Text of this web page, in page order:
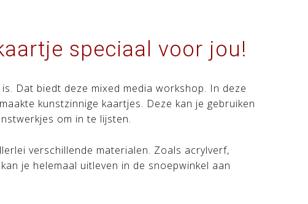
speciaal voor jou!
Dat biedt deze mixed media workshop. In deze
kunstzinnige kaartjes. Deze kan je gebruiken
om in te lijsten.
verschillende materialen. Zoals acrylverf,
je helemaal uitleven in de snoepwinkel aan